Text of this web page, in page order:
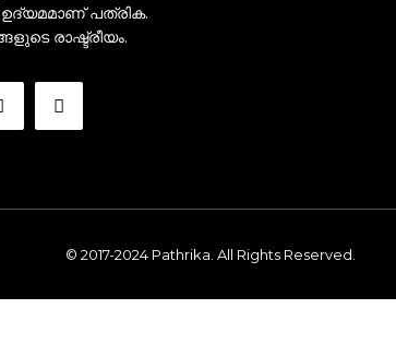
ഉദ്യമമാണ് പത്രിക.
രാഷ്ട്രീയം.
© 2017-2024 Pathrika. All Rights Reserved.